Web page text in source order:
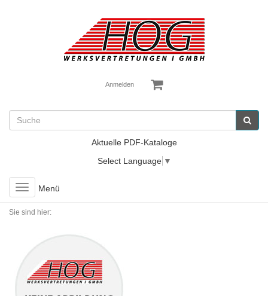
Anmelden
Aktuelle PDF-Kataloge
Select Language ▼
Toggle
navigation
Menü
Sie sind hier: